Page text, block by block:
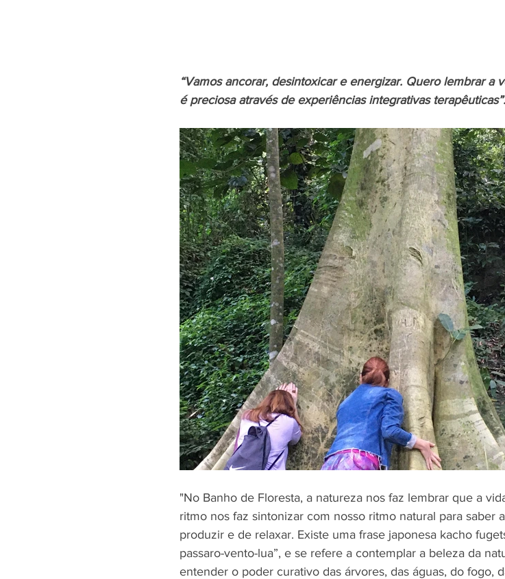
“Vamos ancorar, desintoxicar e energizar. Quero lembrar a
é preciosa através de experiências integrativas terapêuticas”.
"No Banho de Floresta, a natureza nos faz lembrar que a
ritmo nos faz sintonizar com nosso ritmo natural para saber
produzir e de relaxar. Existe uma frase japonesa kacho
passaro-vento-lua”, e se refere a contemplar a beleza da
entender o poder curativo das árvores, das águas, do fogo,